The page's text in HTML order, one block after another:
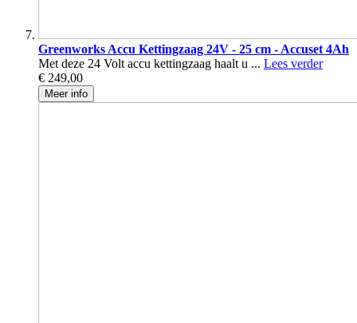
Greenworks Accu Kettingzaag 24V - 25 cm - Accuset 4Ah
Met deze 24 Volt accu kettingzaag haalt u ... Lees verder
€ 249,00
Meer info